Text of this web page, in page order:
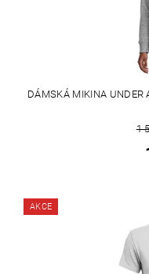
DÁMSKÁ MIKINA UNDER
1
AKCE